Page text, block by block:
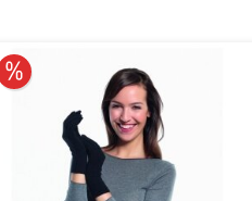
10% reduziert